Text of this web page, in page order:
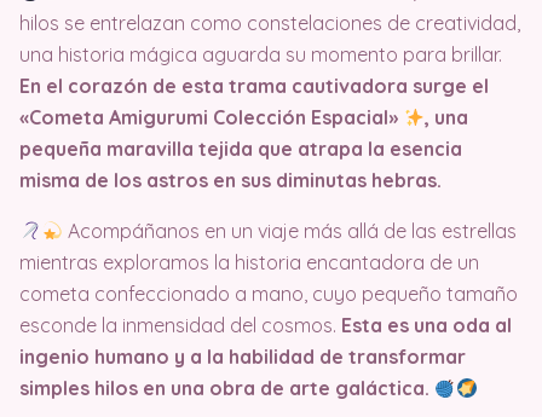
hilos se entrelazan como constelaciones de creatividad,
una historia mágica aguarda su momento para brillar.
En el corazón de esta trama cautivadora surge el
«Cometa Amigurumi Colección Espacial»
, una
pequeña maravilla tejida que atrapa la esencia
misma de los astros en sus diminutas hebras.
Acompáñanos en un viaje más allá de las estrellas
mientras exploramos la historia encantadora de un
cometa confeccionado a mano, cuyo pequeño tamaño
esconde la inmensidad del cosmos. Esta es una oda al
ingenio humano y a la habilidad de transformar
simples hilos en una obra de arte galáctica.